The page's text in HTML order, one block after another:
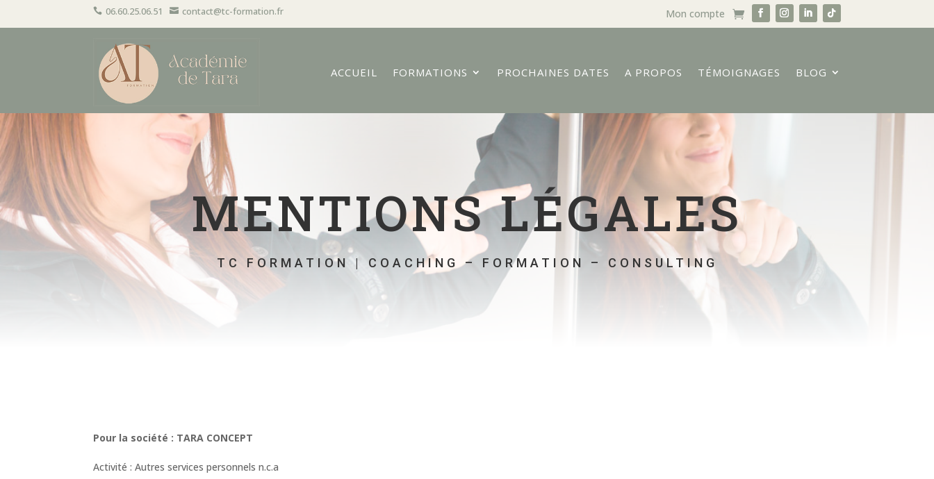
 06.60.25.06.51  contact@tc-formation.fr Mon compte
ACCUEIL FORMATIONS PROCHAINES DATES A PROPOS TÉMOIGNAGES BLOG
MENTIONS LÉGALES
TC FORMATION | COACHING – FORMATION – CONSULTING
Pour la société : TARA CONCEPT
Activité :Autres services personnels n.c.a